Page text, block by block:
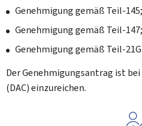
Genehmigung gemäß Teil-145;
Genehmigung gemäß Teil-147;
Genehmigung gemäß Teil-
Der Genehmigungsantrag ist bei
(DAC) einzureichen.